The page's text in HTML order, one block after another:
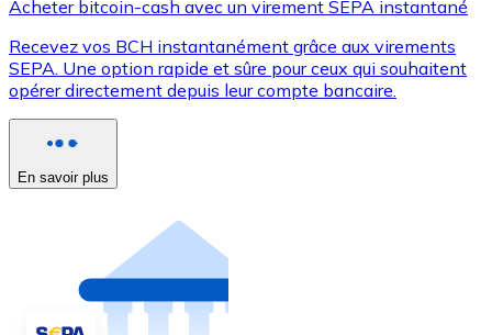
Acheter bitcoin-cash avec un virement SEPA instantané
Recevez vos BCH instantanément grâce aux virements
SEPA. Une option rapide et sûre pour ceux qui souhaitent
opérer directement depuis leur compte bancaire.
En savoir plus